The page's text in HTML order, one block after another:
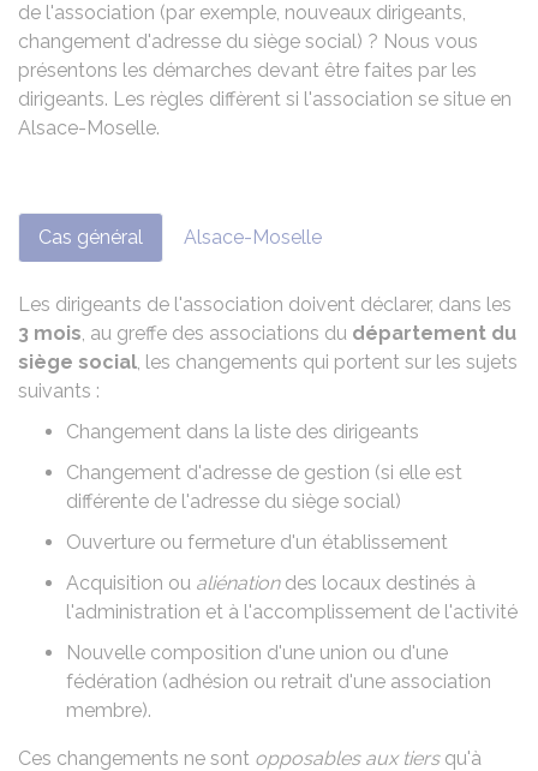
de l'association (par exemple, nouveaux dirigeants,
changement d'adresse du siège social) ? Nous vous
présentons les démarches devant être faites par les
dirigeants. Les règles diffèrent si l'association se situe en
Alsace-Moselle.
Cas général Alsace-Moselle
Les dirigeants de l'association doivent déclarer, dans les
3 mois, au greffe des associations du département du
siège social, les changements qui portent sur les sujets
suivants :
Changement dans la liste des dirigeants
Changement d'adresse de gestion (si elle est
différente de l'adresse du siège social)
Ouverture ou fermeture d'un établissement
Acquisition ou aliénationdes locaux destinés à
l'administration et à l'accomplissement de l'activité
Nouvelle composition d'une union ou d'une
fédération (adhésion ou retrait d'une association
membre).
Ces changements ne sont opposables aux tiersqu'à